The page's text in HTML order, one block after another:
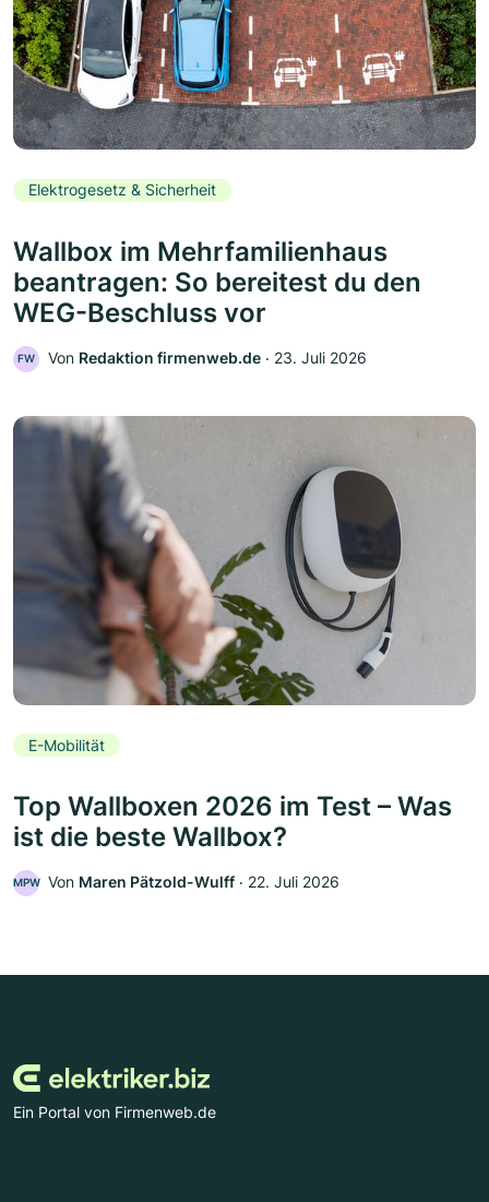
Elektrogesetz & Sicherheit
Wallbox im Mehrfamilienhaus
beantragen: So bereitest du den
WEG-Beschluss vor
FW Von Redaktion firmenweb.de ‧ 23. Juli 2026
E-Mobilität
Top Wallboxen 2026 im Test – Was
ist die beste Wallbox?
MPW Von Maren Pätzold-Wulff ‧ 22. Juli 2026
Ein Portal von Firmenweb.de